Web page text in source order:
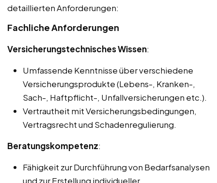
detaillierten Anforderungen:
Fachliche Anforderungen
Versicherungstechnisches Wissen:
Umfassende Kenntnisse über verschiedene
Versicherungsprodukte (Lebens-, Kranken-,
Sach-, Haftpflicht-, Unfallversicherungen etc.).
Vertrautheit mit Versicherungsbedingungen,
Vertragsrecht und Schadenregulierung.
Beratungskompetenz:
Fähigkeit zur Durchführung von Bedarfsanalysen
und zur Erstellung individueller